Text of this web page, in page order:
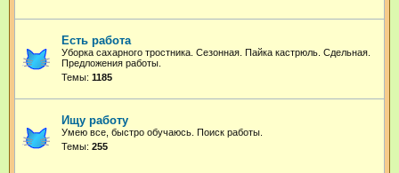
Есть работа
Уборка сахарного тростника. Сезонная. Пайка кастрюль. Сдельная.
Предложения работы.
Темы: 1185
Ищу работу
Умею все, быстро обучаюсь. Поиск работы.
Темы: 255